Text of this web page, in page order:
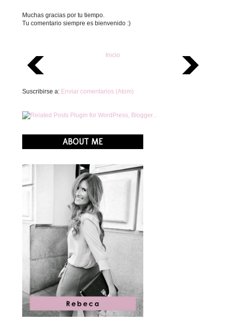
Muchas gracias por tu tiempo.
Tu comentario siempre es bienvenido :)
Inicio
Suscribirse a: Enviar comentarios (Atom)
ABOUT ME